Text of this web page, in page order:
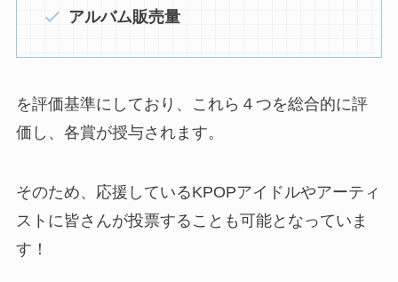
アルバム販売量
を評価基準にしており、これら４つを総合的に評
価し、各賞が授与されます。
そのため、応援しているKPOPアイドルやアーティ
ストに皆さんが投票することも可能となっていま
す！